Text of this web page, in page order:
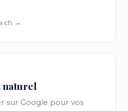
→
naturel
sur Google pour vos